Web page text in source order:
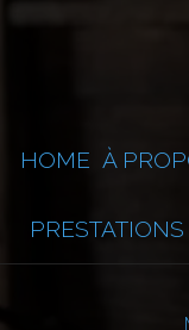
HOME À
PRESTATIONS